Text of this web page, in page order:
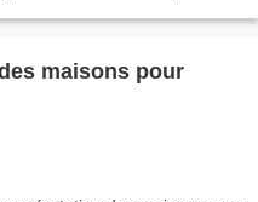
maisons pour